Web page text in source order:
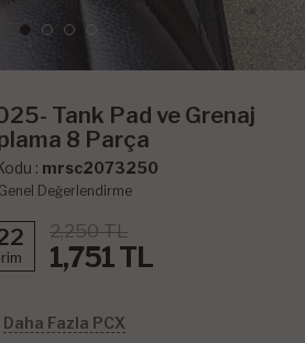
Tank Pad ve Grenaj
8 Parça
: mrsc2073250
Genel Değerlendirme
2,250 TL
1,751TL
Daha Fazla PCX